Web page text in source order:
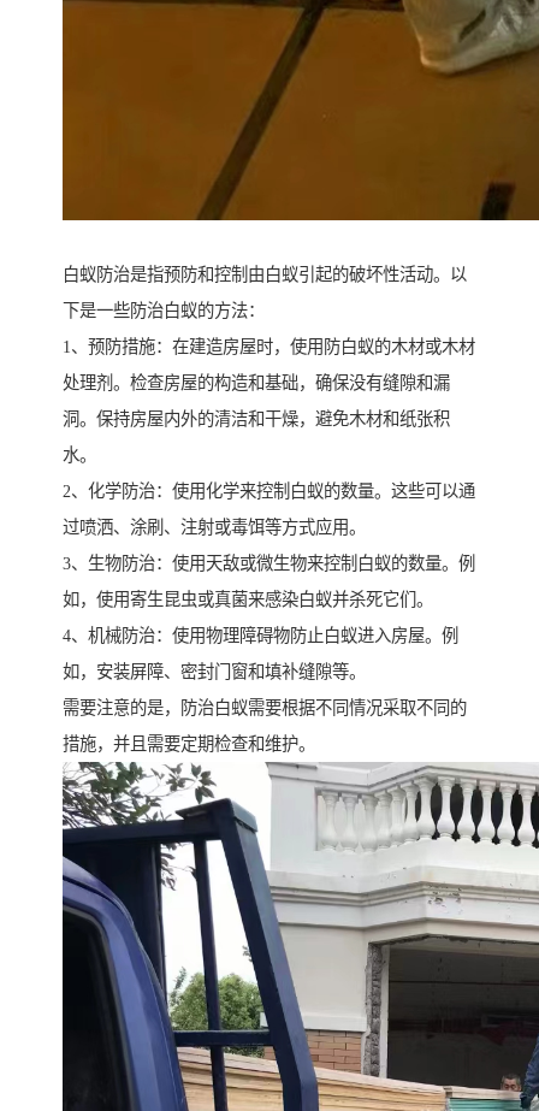
白蚁防治是指预防和控制由白蚁引起的破坏性活动。以
下是一些防治白蚁的方法：
1、预防措施：在建造房屋时，使用防白蚁的木材或木材
处理剂。检查房屋的构造和基础，确保没有缝隙和漏
洞。保持房屋内外的清洁和干燥，避免木材和纸张积
水。
2、化学防治：使用化学来控制白蚁的数量。这些可以通
过喷洒、涂刷、注射或毒饵等方式应用。
3、生物防治：使用天敌或微生物来控制白蚁的数量。例
如，使用寄生昆虫或真菌来感染白蚁并杀死它们。
4、机械防治：使用物理障碍物防止白蚁进入房屋。例
如，安装屏障、密封门窗和填补缝隙等。
需要注意的是，防治白蚁需要根据不同情况采取不同的
措施，并且需要定期检查和维护。